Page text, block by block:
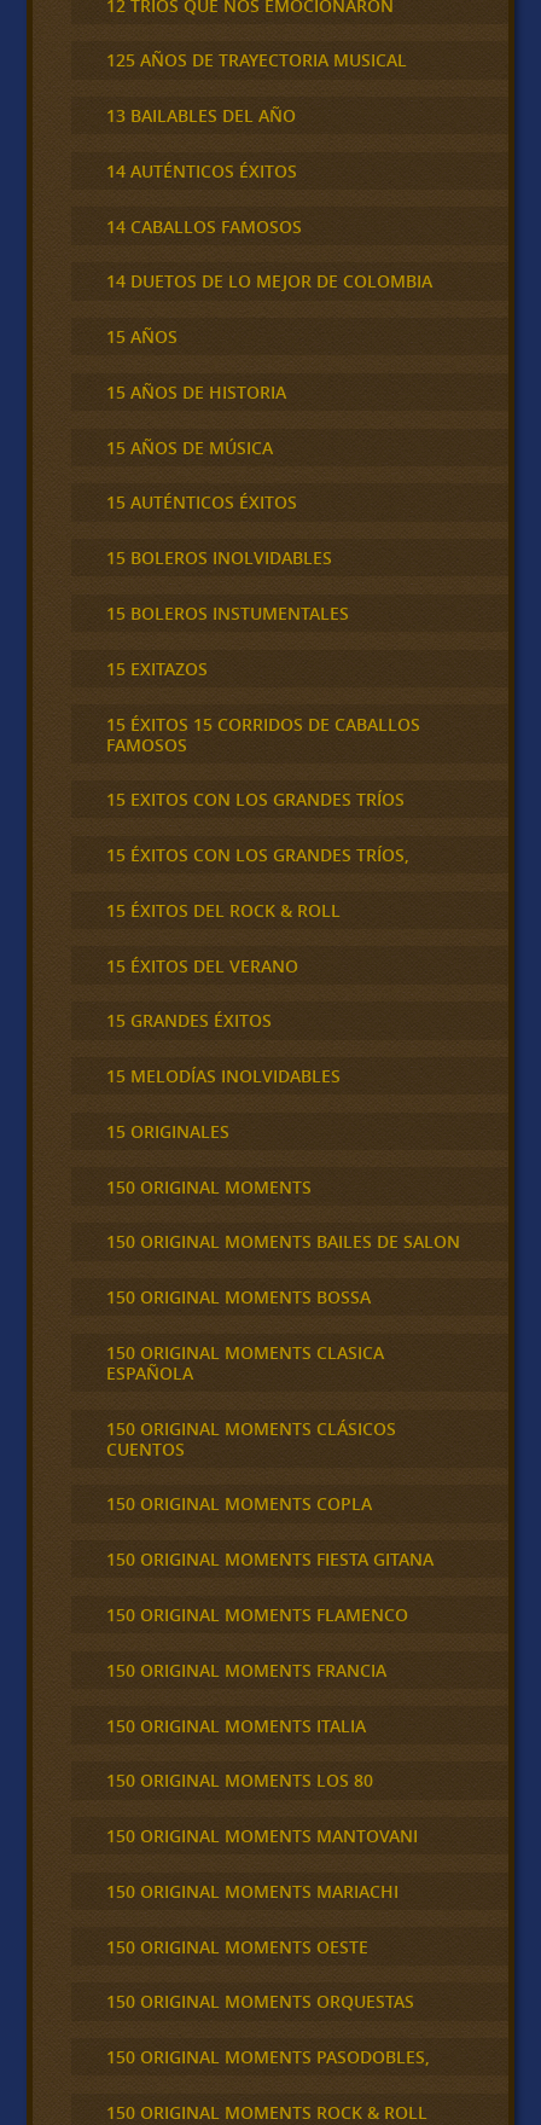
12 TRÍOS QUE NOS EMOCIONARON
125 AÑOS DE TRAYECTORIA MUSICAL
13 BAILABLES DEL AÑO
14 AUTÉNTICOS ÉXITOS
14 CABALLOS FAMOSOS
14 DUETOS DE LO MEJOR DE COLOMBIA
15 AÑOS
15 AÑOS DE HISTORIA
15 AÑOS DE MÚSICA
15 AUTÉNTICOS ÉXITOS
15 BOLEROS INOLVIDABLES
15 BOLEROS INSTUMENTALES
15 EXITAZOS
15 ÉXITOS 15 CORRIDOS DE CABALLOS
FAMOSOS
15 EXITOS CON LOS GRANDES TRÍOS
15 ÉXITOS CON LOS GRANDES TRÍOS,
15 ÉXITOS DEL ROCK & ROLL
15 ÉXITOS DEL VERANO
15 GRANDES ÉXITOS
15 MELODÍAS INOLVIDABLES
15 ORIGINALES
150 ORIGINAL MOMENTS
150 ORIGINAL MOMENTS BAILES DE SALON
150 ORIGINAL MOMENTS BOSSA
150 ORIGINAL MOMENTS CLASICA
ESPAÑOLA
150 ORIGINAL MOMENTS CLÁSICOS
CUENTOS
150 ORIGINAL MOMENTS COPLA
150 ORIGINAL MOMENTS FIESTA GITANA
150 ORIGINAL MOMENTS FLAMENCO
150 ORIGINAL MOMENTS FRANCIA
150 ORIGINAL MOMENTS ITALIA
150 ORIGINAL MOMENTS LOS 80
150 ORIGINAL MOMENTS MANTOVANI
150 ORIGINAL MOMENTS MARIACHI
150 ORIGINAL MOMENTS OESTE
150 ORIGINAL MOMENTS ORQUESTAS
150 ORIGINAL MOMENTS PASODOBLES,
150 ORIGINAL MOMENTS ROCK & ROLL